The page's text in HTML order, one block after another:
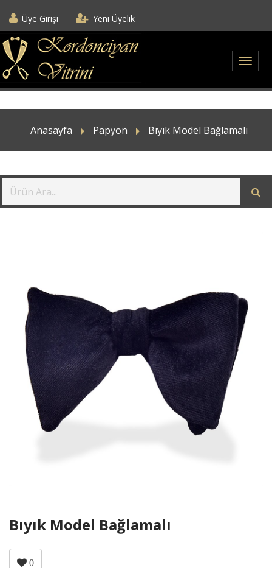
Üye Girişi Yeni Üyelik
Anasayfa Papyon Bıyık Model Bağlamalı
Bıyık Model Bağlamalı
0